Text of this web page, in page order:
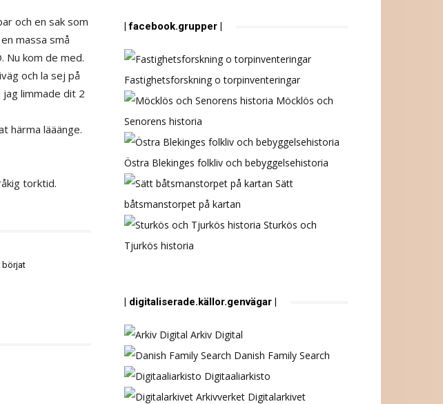
och en sak som
massa små
Nu kom de med.
och la sej på
limmade dit 2
härma lääänge.
torktid.
börjat
| facebook.grupper |
Fastighetsforskning o torpinventeringar
Möcklös och
Senorens historia
Östra Blekinges folkliv och bebyggelsehistoria
Sätt
båtsmanstorpet på kartan
Sturkös och
Tjurkös historia
| digitaliserade.källor.genvägar |
Arkiv Digital
Danish Family Search
Digitaaliarkisto
Digitalarkivet